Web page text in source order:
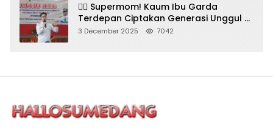
🦸‍♀️ Supermom! Kaum Ibu Garda
Terdepan Ciptakan Generasi Unggul di
Sumedang
3 December 2025 7042